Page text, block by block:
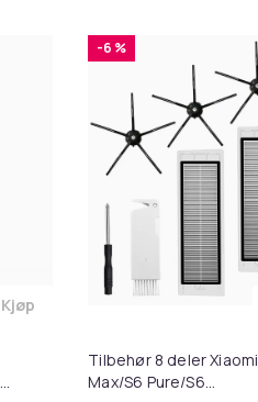
Legg K18 Airwash Dry
Kjøp
-6 %
Tilbehør 8 deler
Max/S6 Pure/S6